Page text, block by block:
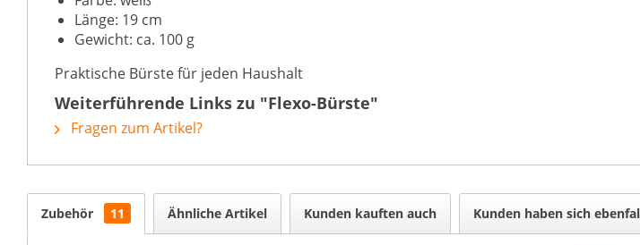
Länge: 19 cm
Gewicht: ca. 100 g
Praktische Bürste für jeden Haushalt
Weiterführende Links zu "Flexo-Bürste"
Fragen zum Artikel?
Zubehör 11 Ähnliche Artikel Kunden kauften auch Kunden haben sich